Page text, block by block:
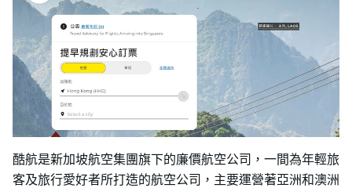
酷航是新加坡航空集團旗下的廉價航空公司，一間為年輕旅
客及旅行愛好者所打造的航空公司，主要運營著亞洲和澳洲